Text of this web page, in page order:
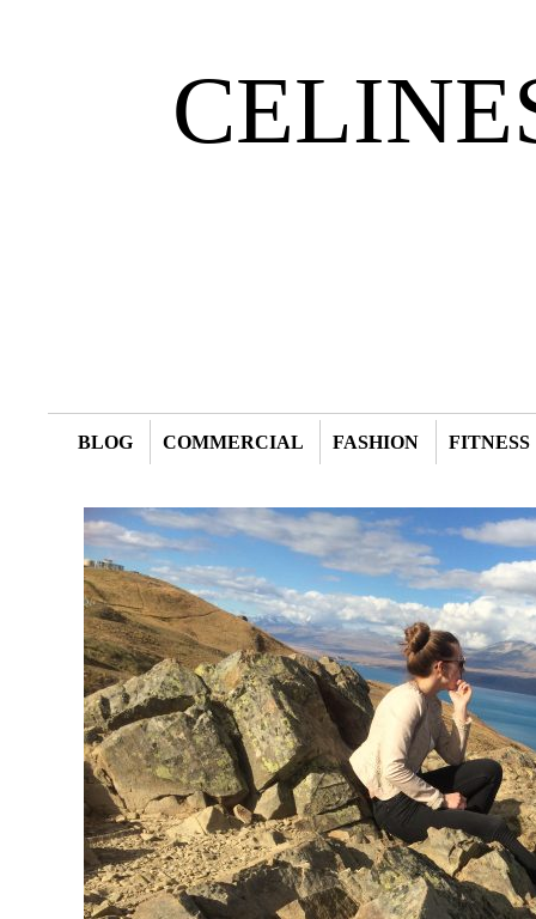
BLOG COMMERCIAL FASHION FITNESS